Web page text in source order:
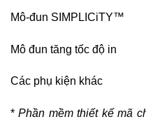
Mô-đun SIMPLICiTY™
Mô đun tăng tốc độ in
Các phụ kiện khác
*Phần mềm thiết kế mã